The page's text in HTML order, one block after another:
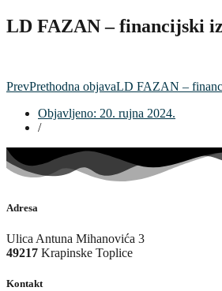
LD FAZAN – financijski
PrevPrethodna objavaLD FAZAN –
Objavljeno: 20. rujna 2024.
/
Adresa
Ulica Antuna Mihanovića 3
49217 Krapinske Toplice
Kontakt